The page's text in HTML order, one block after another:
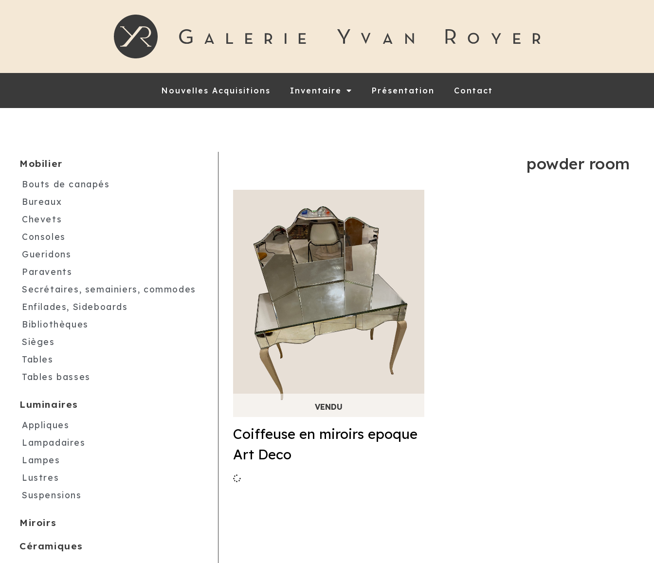
Nouvelles Acquisitions Inventaire Présentation Contact
Mobilier
Bouts de canapés
Bureaux
Chevets
Consoles
Gueridons
Paravents
Secrétaires, semainiers, commodes
Enfilades, Sideboards
Bibliothèques
Sièges
Tables
Tables basses
Luminaires
Appliques
Lampadaires
Lampes
Lustres
Suspensions
Miroirs
Céramiques
powder room
Coiffeuse en miroirs epoque
Art Deco